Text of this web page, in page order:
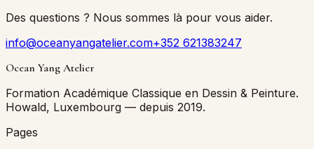
Des questions ? Nous sommes là pour vous aider.
info@oceanyangatelier.com+352 621383247
Ocean Yang Atelier
Formation Académique Classique en Dessin & Peinture.
Howald, Luxembourg — depuis 2019.
Pages